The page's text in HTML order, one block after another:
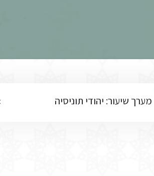
מערך שיעור: יהודי תוניסיה